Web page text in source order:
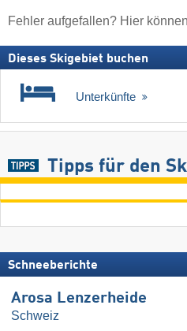
Fehler aufgefallen? Hier
Dieses Skigebiet buchen
Unterkünfte
Tipps für den
Schneeberichte
Arosa Lenzerheide
Schweiz